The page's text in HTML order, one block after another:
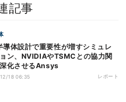
記事
ン、NVIDIAやTSMCとの協力関
化させるAnsys
18 06:35 レポート